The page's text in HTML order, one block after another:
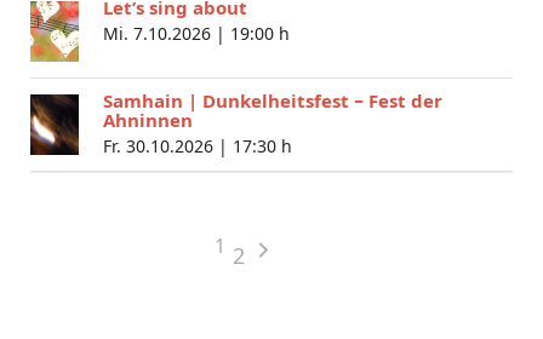
Let’s sing about
Mi. 7.10.2026 | 19:00 h
Samhain | Dunkelheitsfest − Fest der
Ahninnen
Fr. 30.10.2026 | 17:30 h
1 2